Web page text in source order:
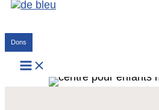
Aller
contenu
Dons